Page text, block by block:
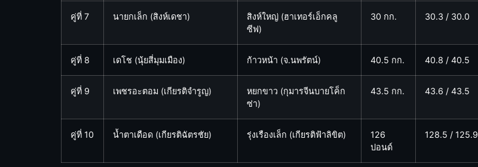
คู่ที่ 7 นายกเล็ก (สิงห์เดชา)
สิงห์ใหญ่ (ฮาเทอร์เอ็กคลู
ซีฟ)
30 กก. 30.3 / 30.0
คู่ที่ 8 เดโช (นุ้ยสี่มุมเมือง) ก้าวหน้า (จ.นพรัตน์) 40.5 กก. 40.8 / 40.5
คู่ที่ 9 เพชรอะตอม (เกียรติจำรูญ)
หยกขาว (กุมารจีนบายโค็ก
ซ่า)
43.5 กก. 43.6 / 43.5
คู่ที่ 10 น้ำตาเดือด (เกียรติฉัตรชัย) รุ่งเรืองเล็ก (เกียรติฟ้าลิขิต)
126
ปอนด์
128.5 / 125.9